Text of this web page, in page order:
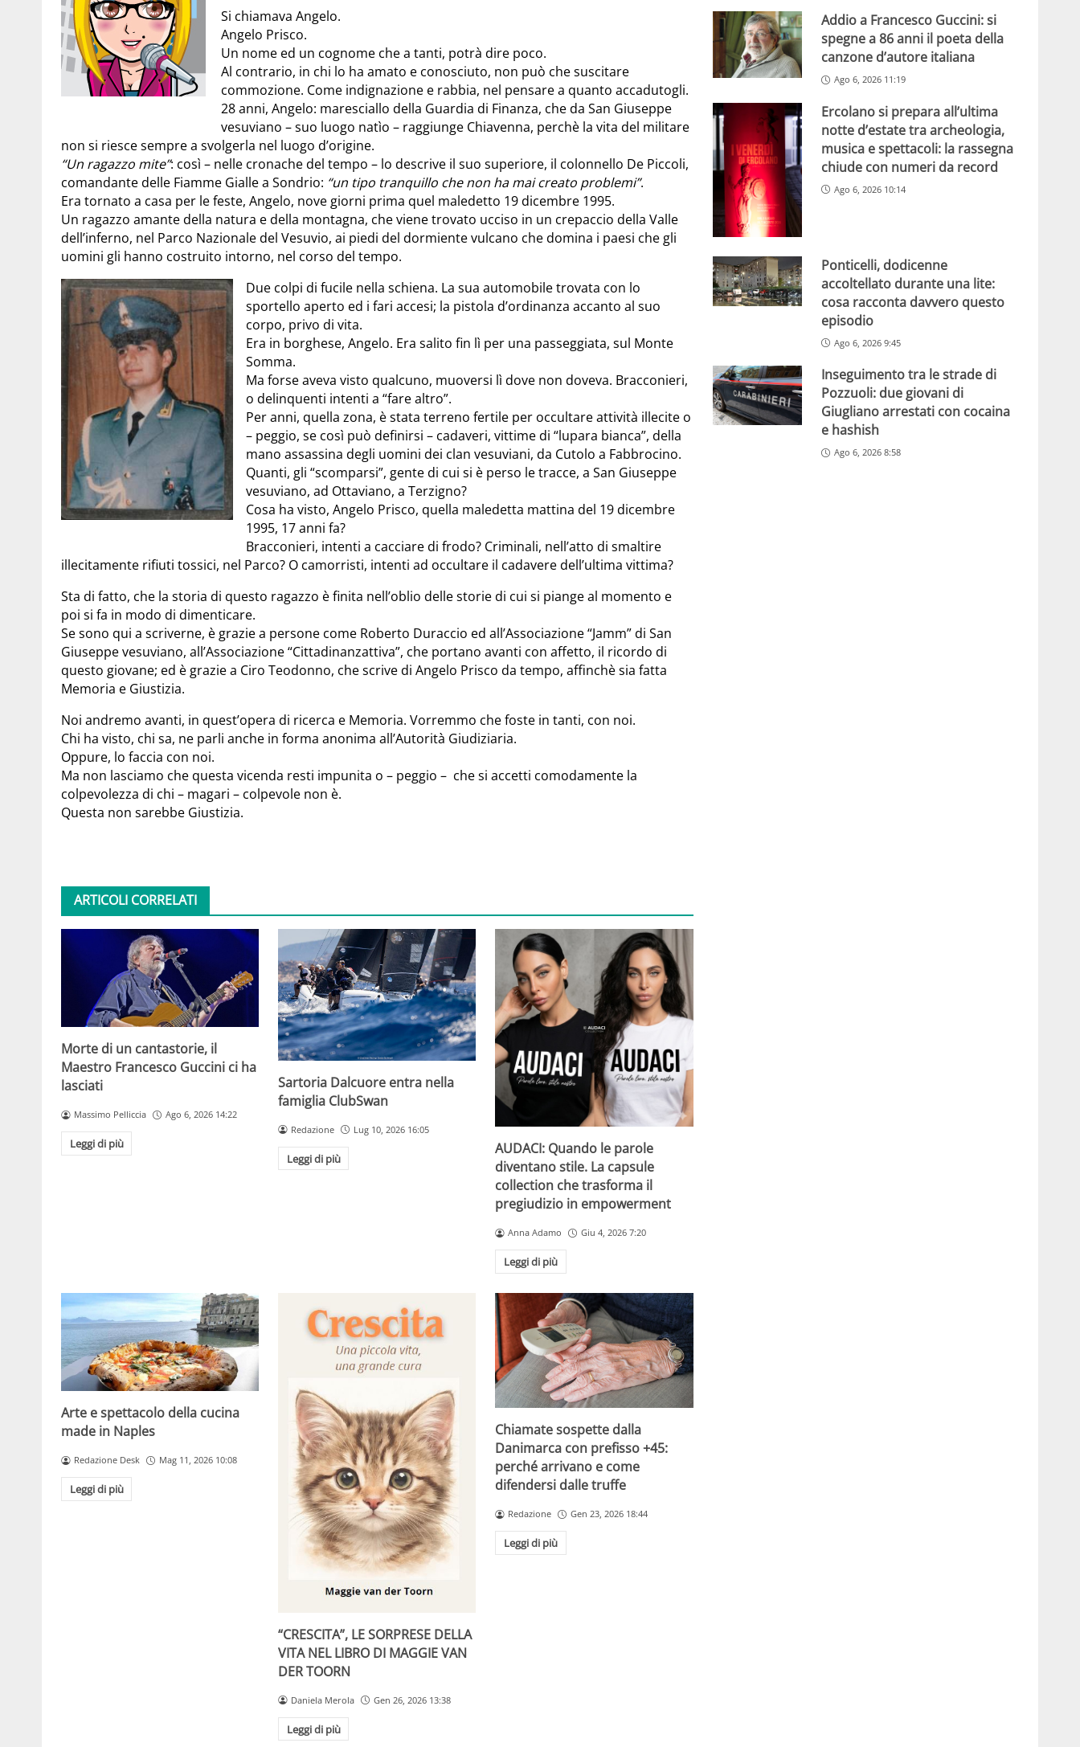
Si chiamava Angelo.
Angelo Prisco.
Un nome ed un cognome che a tanti, potrà dire poco.
Al contrario, in chi lo ha amato e conosciuto, non può che suscitare
commozione. Come indignazione e rabbia, nel pensare a quanto accadutogli.
28 anni, Angelo: maresciallo della Guardia di Finanza, che da San Giuseppe
vesuviano – suo luogo natìo – raggiunge Chiavenna, perchè la vita del militare
non si riesce sempre a svolgerla nel luogo d’origine.
“Un ragazzo mite”: così – nelle cronache del tempo – lo descrive il suo superiore, il colonnello De Piccoli,
comandante delle Fiamme Gialle a Sondrio: “un tipo tranquillo che non ha mai creato problemi”.
Era tornato a casa per le feste, Angelo, nove giorni prima quel maledetto 19 dicembre 1995.
Un ragazzo amante della natura e della montagna, che viene trovato ucciso in un crepaccio della Valle
dell’inferno, nel Parco Nazionale del Vesuvio, ai piedi del dormiente vulcano che domina i paesi che gli
uomini gli hanno costruito intorno, nel corso del tempo.
Due colpi di fucile nella schiena. La sua automobile trovata con lo
sportello aperto ed i fari accesi; la pistola d’ordinanza accanto al suo
corpo, privo di vita.
Era in borghese, Angelo. Era salito fin lì per una passeggiata, sul Monte
Somma.
Ma forse aveva visto qualcuno, muoversi lì dove non doveva. Bracconieri,
o delinquenti intenti a “fare altro”.
Per anni, quella zona, è stata terreno fertile per occultare attività illecite o
– peggio, se così può definirsi – cadaveri, vittime di “lupara bianca”, della
mano assassina degli uomini dei clan vesuviani, da Cutolo a Fabbrocino.
Quanti, gli “scomparsi”, gente di cui si è perso le tracce, a San Giuseppe
vesuviano, ad Ottaviano, a Terzigno?
Cosa ha visto, Angelo Prisco, quella maledetta mattina del 19 dicembre
1995, 17 anni fa?
Bracconieri, intenti a cacciare di frodo? Criminali, nell’atto di smaltire
illecitamente rifiuti tossici, nel Parco? O camorristi, intenti ad occultare il cadavere dell’ultima vittima?
Sta di fatto, che la storia di questo ragazzo è finita nell’oblio delle storie di cui si piange al momento e
poi si fa in modo di dimenticare.
Se sono qui a scriverne, è grazie a persone come Roberto Duraccio ed all’Associazione “Jamm” di San
Giuseppe vesuviano, all’Associazione “Cittadinanzattiva”, che portano avanti con affetto, il ricordo di
questo giovane; ed è grazie a Ciro Teodonno, che scrive di Angelo Prisco da tempo, affinchè sia fatta
Memoria e Giustizia.
Noi andremo avanti, in quest’opera di ricerca e Memoria. Vorremmo che foste in tanti, con noi.
Chi ha visto, chi sa, ne parli anche in forma anonima all’Autorità Giudiziaria.
Oppure, lo faccia con noi.
Ma non lasciamo che questa vicenda resti impunita o – peggio – che si accetti comodamente la
colpevolezza di chi – magari – colpevole non è.
Questa non sarebbe Giustizia.
ARTICOLI CORRELATI
Morte di un cantastorie, il
Maestro Francesco Guccini ci ha
lasciati
Massimo Pelliccia Ago 6, 2026 14:22
Leggi di più
Sartoria Dalcuore entra nella
famiglia ClubSwan
Redazione Lug 10, 2026 16:05
Leggi di più
AUDACI: Quando le parole
diventano stile. La capsule
collection che trasforma il
pregiudizio in empowerment
Anna Adamo Giu 4, 2026 7:20
Leggi di più
Arte e spettacolo della cucina
made in Naples
Redazione Desk Mag 11, 2026 10:08
Leggi di più
“CRESCITA”, LE SORPRESE DELLA
VITA NEL LIBRO DI MAGGIE VAN
DER TOORN
Daniela Merola Gen 26, 2026 13:38
Leggi di più
Chiamate sospette dalla
Danimarca con prefisso +45:
perché arrivano e come
difendersi dalle truffe
Redazione Gen 23, 2026 18:44
Leggi di più
Addio a Francesco Guccini: si
spegne a 86 anni il poeta della
canzone d’autore italiana
Ago 6, 2026 11:19
Ercolano si prepara all’ultima
notte d’estate tra archeologia,
musica e spettacoli: la rassegna
chiude con numeri da record
Ago 6, 2026 10:14
Ponticelli, dodicenne
accoltellato durante una lite:
cosa racconta davvero questo
episodio
Ago 6, 2026 9:45
Inseguimento tra le strade di
Pozzuoli: due giovani di
Giugliano arrestati con cocaina
e hashish
Ago 6, 2026 8:58